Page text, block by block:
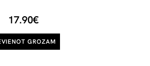
17.90€
GROZAM